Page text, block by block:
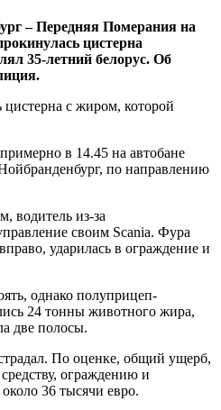
– Передняя Померания на
цистерна
35-летний белорус. Об
в 14.45 на автобане
по направлению
водитель из-за
своим Scania. Фура
ударилась в ограждение и
однако полуприцеп-
24 тонны животного жира,
две полосы.
По оценке, общий ущерб,
ограждению и
36 тысячи евро.